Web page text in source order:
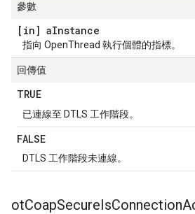
參數
[in] aInstance
指向 OpenThread 執行個體的指標。
回傳值
TRUE
已連線至 DTLS 工作階段。
FALSE
DTLS 工作階段未連線。
otCoapSecureIsConnection